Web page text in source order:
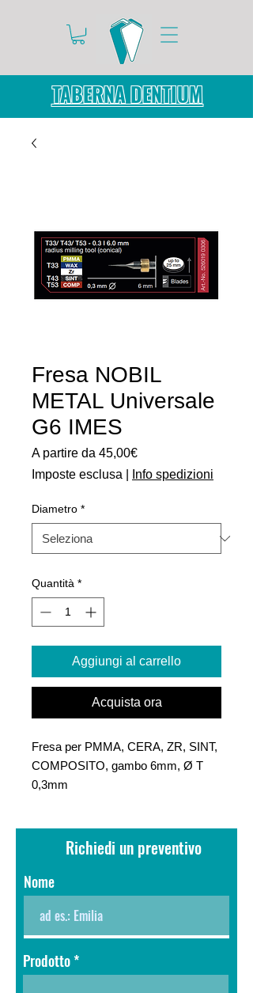
TABERNA DENTIUM
Fresa NOBIL
METAL Universale
G6 IMES
A partire da 45,00€Prezzo
scontato
Imposte esclusa Info spedizioni
Diametro *
Quantità *
Aggiungi al carrello
Acquista ora
Fresa per PMMA, CERA, ZR, SINT,
COMPOSITO, gambo 6mm, Ø T
0,3mm
Richiedi un preventivo
Nome
Prodotto